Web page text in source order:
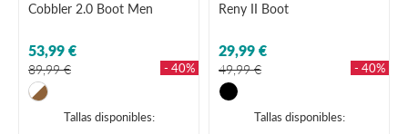
Cobbler 2.0 Boot Men
53,99 €
89,99 € - 40%
Tallas disponibles:
Reny II Boot
29,99 €
49,99 € - 40%
Tallas disponibles: